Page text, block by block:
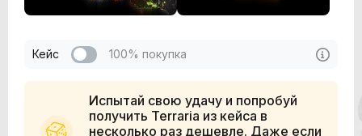
Кейс 100% покупка
Испытай свою удачу и попробуй
получить Terraria из кейса в
несколько раз дешевле. Даже если